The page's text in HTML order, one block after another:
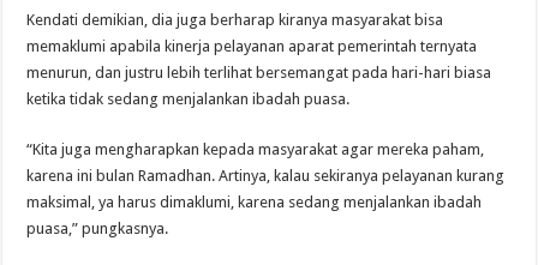
Kendati demikian, dia juga berharap kiranya masyarakat bisa
memaklumi apabila kinerja pelayanan aparat pemerintah ternyata
menurun, dan justru lebih terlihat bersemangat pada hari-hari biasa
ketika tidak sedang menjalankan ibadah puasa.
“Kita juga mengharapkan kepada masyarakat agar mereka paham,
karena ini bulan Ramadhan. Artinya, kalau sekiranya pelayanan kurang
maksimal, ya harus dimaklumi, karena sedang menjalankan ibadah
puasa,” pungkasnya.